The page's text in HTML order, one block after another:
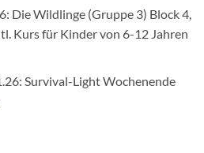
Die Wildlinge (Gruppe 3) Block 4,
Kurs für Kinder von 6-12 Jahren
Survival-Light Wochenende